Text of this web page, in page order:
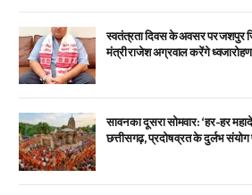
स्वतंत्रता दिवस के अवसर पर जशपुर
मंत्री राजेश अग्रवाल करेंगे ध्वजारोहण
सावन का दूसरा सोमवार: ‘हर-हर
छत्तीसगढ़, प्रदोष व्रत के दुर्लभ